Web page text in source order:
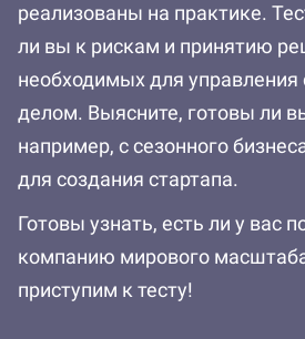
реализованы на практике.
ли вы к рискам и принятию
необходимых для
делом. Выясните, готовы ли
например, с сезонного
для создания стартапа.
Готовы узнать, есть ли у вас
компанию мирового
приступим к тесту!